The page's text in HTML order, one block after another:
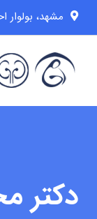
پرش
محتوا
مشهد، بولوار
دکتر